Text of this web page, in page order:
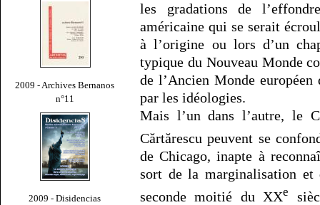
2009 - Archives Bernanos
n°11
2009 - Disidencias
les gradations de
américaine qui se serait
à l’origine ou lors d’un
typique du Nouveau Monde
de l’Ancien Monde
par les idéologies.
Mais l’un dans l’autre, le
Cărtărescu peuvent se
de Chicago, inapte à
sort de la marginalisation
seconde moitié du XXe